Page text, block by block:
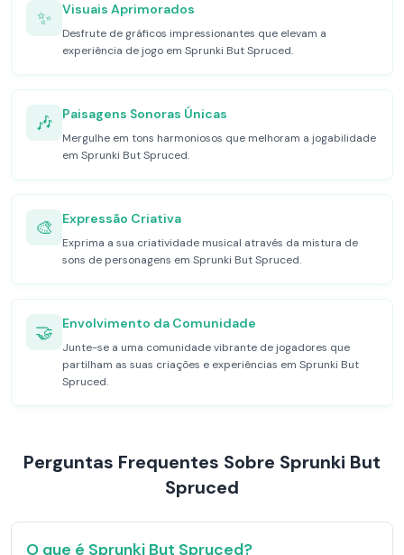
✨ Visuais Aprimorados
Desfrute de gráficos impressionantes que elevam a
experiência de jogo em Sprunki But Spruced.
🎶 Paisagens Sonoras Únicas
Mergulhe em tons harmoniosos que melhoram a jogabilidade
em Sprunki But Spruced.
🎨 Expressão Criativa
Exprima a sua criatividade musical através da mistura de
sons de personagens em Sprunki But Spruced.
🤝 Envolvimento da Comunidade
Junte-se a uma comunidade vibrante de jogadores que
partilham as suas criações e experiências em Sprunki But
Spruced.
Perguntas Frequentes Sobre Sprunki But
Spruced
O que é Sprunki But Spruced?